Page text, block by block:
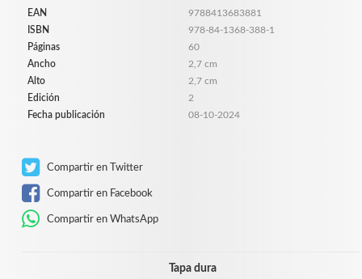
EAN
9788413683881
ISBN
978-84-1368-388-1
Páginas
60
Ancho
2,7 cm
Alto
2,7 cm
Edición
2
Fecha publicación
08-10-2024
Compartir en Twitter
Compartir en Facebook
Compartir en WhatsApp
Tapa dura